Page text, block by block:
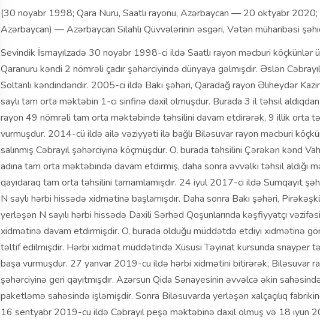
(30 noyabr 1998; Qara Nuru, Saatlı rayonu, Azərbaycan — 20 oktyabr 2020;
Azərbaycan) — Azərbaycan Silahlı Qüvvələrinin əsgəri, Vətən müharibəsi
Sevindik İsmayılzadə 30 noyabr 1998-ci ildə Saatlı rayon məcburi köçkünlər
Qaranuru kəndi 2 nömrəli çadır şəhərciyində dünyaya gəlmişdir. Əslən
Soltanlı kəndindəndir. 2005-ci ildə Bakı şəhəri, Qaradağ rayon Əliheydər
saylı tam orta məktəbin 1-ci sinfinə daxil olmuşdur. Burada 3 il təhsil
rayon 49 nömrəli tam orta məktəbində təhsilini davam etdirərək, 9 illik orta
vurmuşdur. 2014-cü ildə ailə vəziyyəti ilə bağlı Biləsuvar rayon məcburi
salınmış Cəbrayıl şəhərciyinə köçmüşdür. O, burada təhsilini Çərəkən kənd
adına tam orta məktəbində davam etdirmiş, daha sonra əvvəlki təhsil aldığı
qayıdaraq tam orta təhsilini tamamlamışdır. 24 iyul 2017-ci ildə Sumqayıt
N saylı hərbi hissədə xidmətinə başlamışdır. Daha sonra Bakı şəhəri,
yerləşən N sayılı hərbi hissədə Daxili Sərhəd Qoşunlarında kəşfiyyatçı
xidmətinə davam etdirmişdir. O, burada olduğu müddətdə etdiyi xidmətinə
təltif edilmişdir. Hərbi xidmət müddətində Xüsusi Təyinat kursunda snayper
başa vurmuşdur. 27 yanvar 2019-cu ildə hərbi xidmətini bitirərək, Biləsuvar
şəhərciyinə geri qayıtmışdır. Azərsun Qida Sənayesinin əvvəlcə əkin
paketləmə sahəsində işləmişdir. Sonra Biləsuvarda yerləşən xalçaçılıq
16 sentyabr 2019-cu ildə Cəbrayıl peşə məktəbinə daxil olmuş və 18 iyun